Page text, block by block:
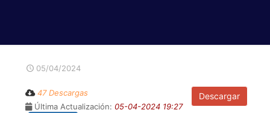
05/04/2024
Descargar
47 Descargas
Última Actualización: 05-04-2024 19:27